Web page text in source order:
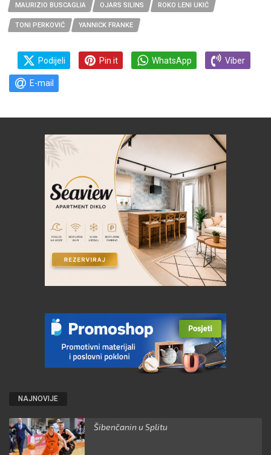
MAURIZIO BUSCAGLIA OJARS SILINS ROKO LENI UKIĆ
TONI PERKOVIĆ YANNICK FRANKE
Podijeli Pin it WhatsApp Viber
E-mail
NAJNOVIJE
Šibenčanin u Splitu